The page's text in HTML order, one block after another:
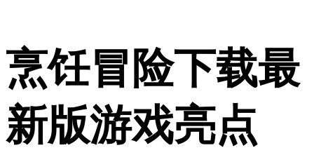
烹饪冒险下载最
新版游戏亮点